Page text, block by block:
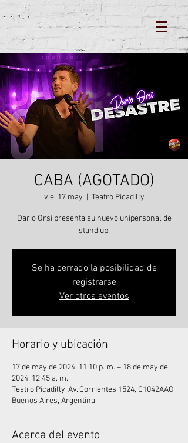
CABA (AGOTADO)
vie, 17 may Teatro Picadilly
Dario Orsi presenta su nuevo unipersonal de
stand up.
Se ha cerrado la posibilidad de
registrarse
Ver otros eventos
Horario y ubicación
17 de may de 2024, 11:10 p. m. – 18 de may de
2024, 12:45 a. m.
Teatro Picadilly, Av. Corrientes 1524, C1042AAO
Buenos Aires, Argentina
Acerca del evento